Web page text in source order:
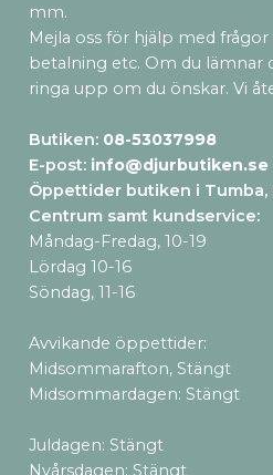
mm.
Mejla oss för hjälp med
betalning etc. Om du lämnar
ringa upp om du önskar. Vi
Butiken: 08-53037998
E-post: info@djurbutiken.se
Öppettider butiken i Tumba,
Centrum samt kundservice:
Måndag-Fredag, 10-19
Lördag 10-16
Söndag, 11-16
Avvikande öppettider:
Midsommarafton, Stängt
Midsommardagen: Stängt
Juldagen: Stängt
Nyårsdagen: Stängt